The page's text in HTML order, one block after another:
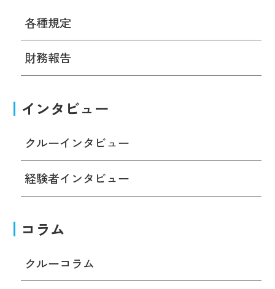
各種規定
財務報告
インタビュー
クルーインタビュー
経験者インタビュー
コラム
クルーコラム